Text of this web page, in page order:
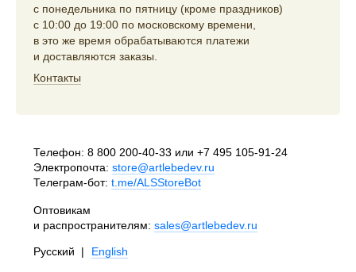
с понедельника по пятницу (кроме праздников)
с 10:00 до 19:00 по московскому времени,
в это же время обрабатываются платежи
и доставляются заказы.
Контакты
Телефон: 8 800 200-40-33 или +7 495 105-91-24
Электропочта: store@artlebedev.ru
Телеграм-бот: t.me/ALSStoreBot
Оптовикам
и распространителям: sales@artlebedev.ru
Русский | English